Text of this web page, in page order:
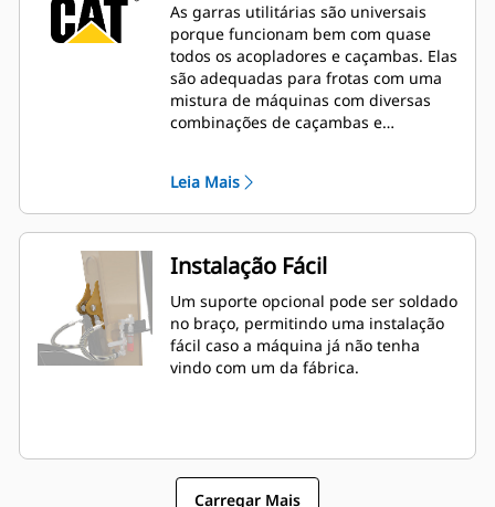
As garras utilitárias são universais
porque funcionam bem com quase
todos os acopladores e caçambas. Elas
são adequadas para frotas com uma
mistura de máquinas com diversas
combinações de caçambas e
Leia Mais
Instalação Fácil
Um suporte opcional pode ser soldado
no braço, permitindo uma instalação
fácil caso a máquina já não tenha
vindo com um da fábrica.
Carregar Mais